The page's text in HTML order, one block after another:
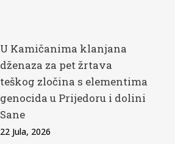
U Kamičanima klanjana
dženaza za pet žrtava
teškog zločina s elementima
genocida u Prijedoru i dolini
Sane
22 Jula, 2026